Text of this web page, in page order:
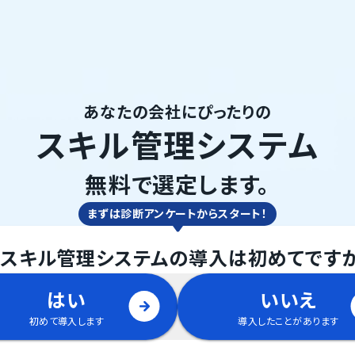
あなたの会社にぴったりの
スキル管理システム
無料で選定します。
まずは診断アンケートからスタート！
スキル管理システムの導入は初めてです
はい
初めて導入します
いいえ
導入したことがあります